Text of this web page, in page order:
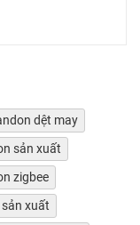
dệt may
sản xuất
zigbee
sản xuất